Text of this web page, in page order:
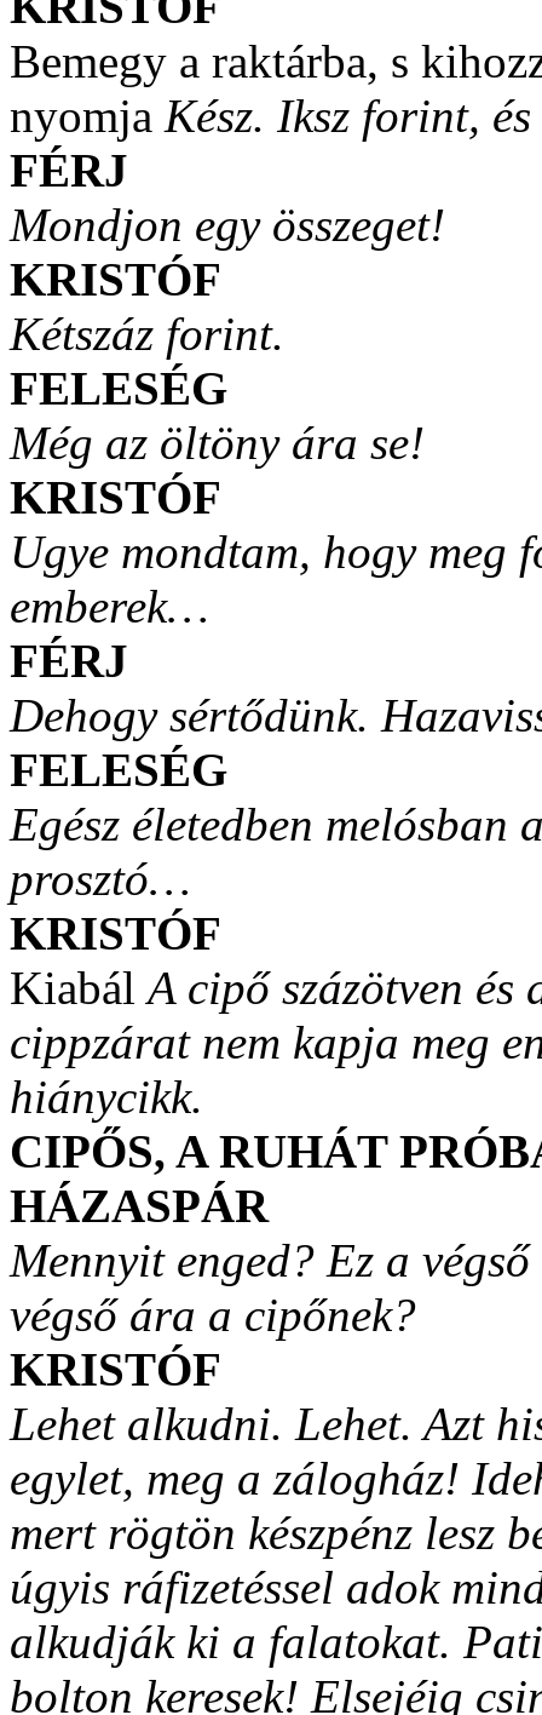
Bemegy a raktárba, s
nyomja Kész. Iksz forint,
FÉRJ
Mondjon egy összeget!
KRISTÓF
Kétszáz forint.
FELESÉG
Még az öltöny ára se!
KRISTÓF
Ugye mondtam, hogy meg
emberek…
FÉRJ
Dehogy sértődünk.
FELESÉG
Egész életedben
prosztó…
KRISTÓF
KiabálA cipő százötven
cippzárat nem kapja meg
hiánycikk.
CIPŐS, A RUHÁT
HÁZASPÁR
Mennyit enged? Ez a
végső ára a cipőnek?
KRISTÓF
Lehet alkudni. Lehet. Azt
egylet, meg a zálogház!
mert rögtön készpénz lesz
úgyis ráfizetéssel adok
alkudják ki a falatokat.
bolton keresek! Elsejéig